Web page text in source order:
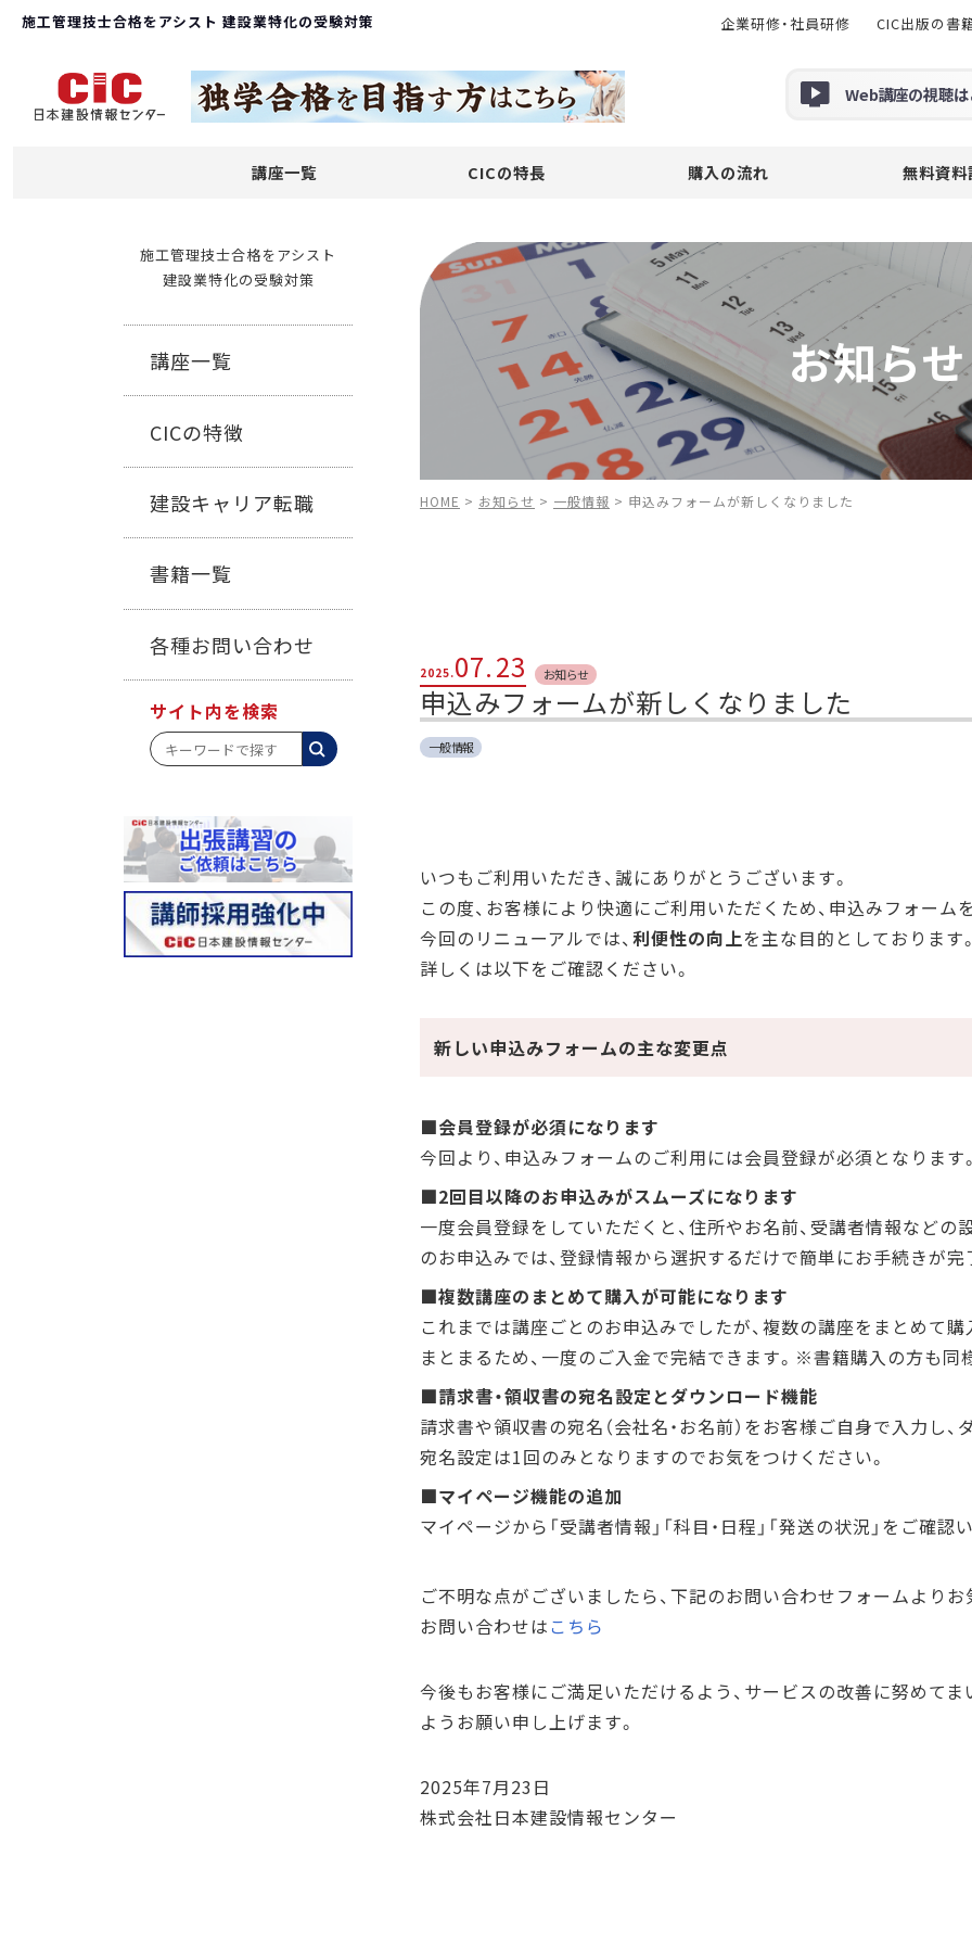
Web講座の視聴は
講座一覧 CICの特長 購入の流れ 無料資料
施工管理技士合格をアシスト 建設業特化の受験対策 企業研修・社員研修 CIC出版の書
施工管理技士合格をアシスト
建設業特化の受験対策
講座一覧
CICの特徴
建設キャリア転職
書籍一覧
各種お問い合わせ
サイト内を検索
お知らせ
HOME > お知らせ > 一般情報 > 申込みフォームが新しくなりました
申込みフォームが新しくなりました
2025.07.23 お知らせ
一般情報
いつもご利用いただき、誠にありがとうございます。
この度、お客様により快適にご利用いただくため、申込みフォーム
今回のリニューアルでは、利便性の向上を主な目的としております。
詳しくは以下をご確認ください。
新しい申込みフォームの主な変更点
■会員登録が必須になります
今回より、申込みフォームのご利用には会員登録が必須となります。
■2回目以降のお申込みがスムーズになります
一度会員登録をしていただくと、住所やお名前、受講者情報など
のお申込みでは、登録情報から選択するだけで簡単にお手続きが完
■複数講座のまとめて購入が可能になります
これまでは講座ごとのお申込みでしたが、複数の講座をまとめて
まとまるため、一度のご入金で完結できます。※書籍購入の方も同
■請求書・領収書の宛名設定とダウンロード機能
請求書や領収書の宛名（会社名・お名前）をお客様ご自身で入力し
宛名設定は1回のみとなりますのでお気をつけください。
■マイページ機能の追加
マイページから「受講者情報」「科目・日程」「発送の状況」をご確
ご不明な点がございましたら、下記のお問い合わせフォームよりお
お問い合わせは こちら
今後もお客様にご満足いただけるよう、サービスの改善に努めて
ようお願い申し上げます。
2025年7月23日
株式会社日本建設情報センター